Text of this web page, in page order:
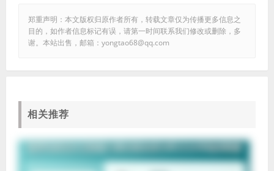
郑重声明：本文版权归原作者所有，转载文章仅为传播更多信息之
目的，如作者信息标记有误，请第一时间联系我们修改或删除，多
谢。本站出售，邮箱：yongtao68@qq.com
相关推荐